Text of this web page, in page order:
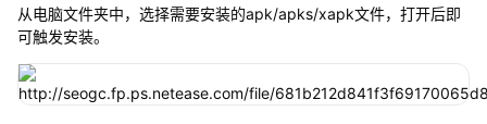
从电脑文件夹中，选择需要安装的apk/apks/xapk文件，打开后即
可触发安装。